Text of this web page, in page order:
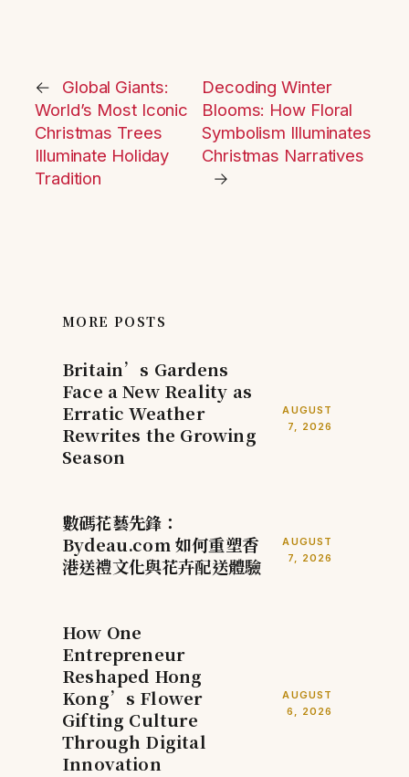
←
Global Giants:
World’s Most Iconic
Christmas Trees
Illuminate Holiday
Tradition
Decoding Winter
Blooms: How Floral
Symbolism Illuminates
Christmas Narratives
→
MORE POSTS
Britain’s Gardens
Face a New Reality as
Erratic Weather
Rewrites the Growing
Season
AUGUST
7, 2026
數碼花藝先鋒：
Bydeau.com 如何重塑香
港送禮文化與花卉配送體驗
AUGUST
7, 2026
How One
Entrepreneur
Reshaped Hong
Kong’s Flower
Gifting Culture
Through Digital
Innovation
AUGUST
6, 2026